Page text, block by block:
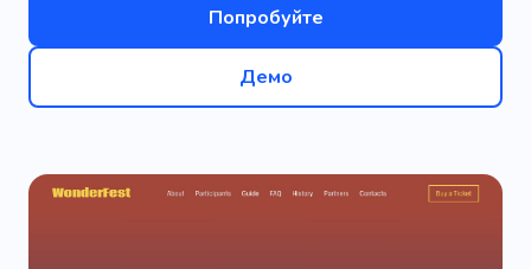
Попробуйте
Демо